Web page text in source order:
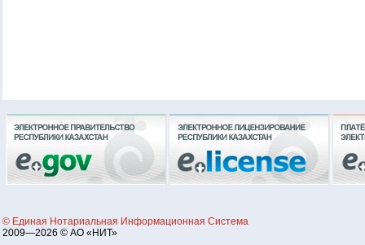
© Единая Нотариальная Информационная Система
2009—2026 © АО «НИТ»